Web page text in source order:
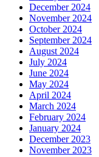
December 2024
November 2024
October 2024
September 2024
August 2024
July 2024
June 2024
May 2024
April 2024
March 2024
February 2024
January 2024
December 2023
November 2023